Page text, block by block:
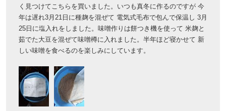
く見つけてこちらを買いました。いつも真冬に作るのですが 今
年は遅れ3月21日に種麹を混ぜて 電気式毛布で包んで保温し 3月
25日に塩入れをしました。味噌作りは餅つき機を使って 米麹と
茹でた大豆を混ぜて味噌樽に入れました。半年ほど寝かせて 新
しい味噌を食べるのを楽しみにしています。